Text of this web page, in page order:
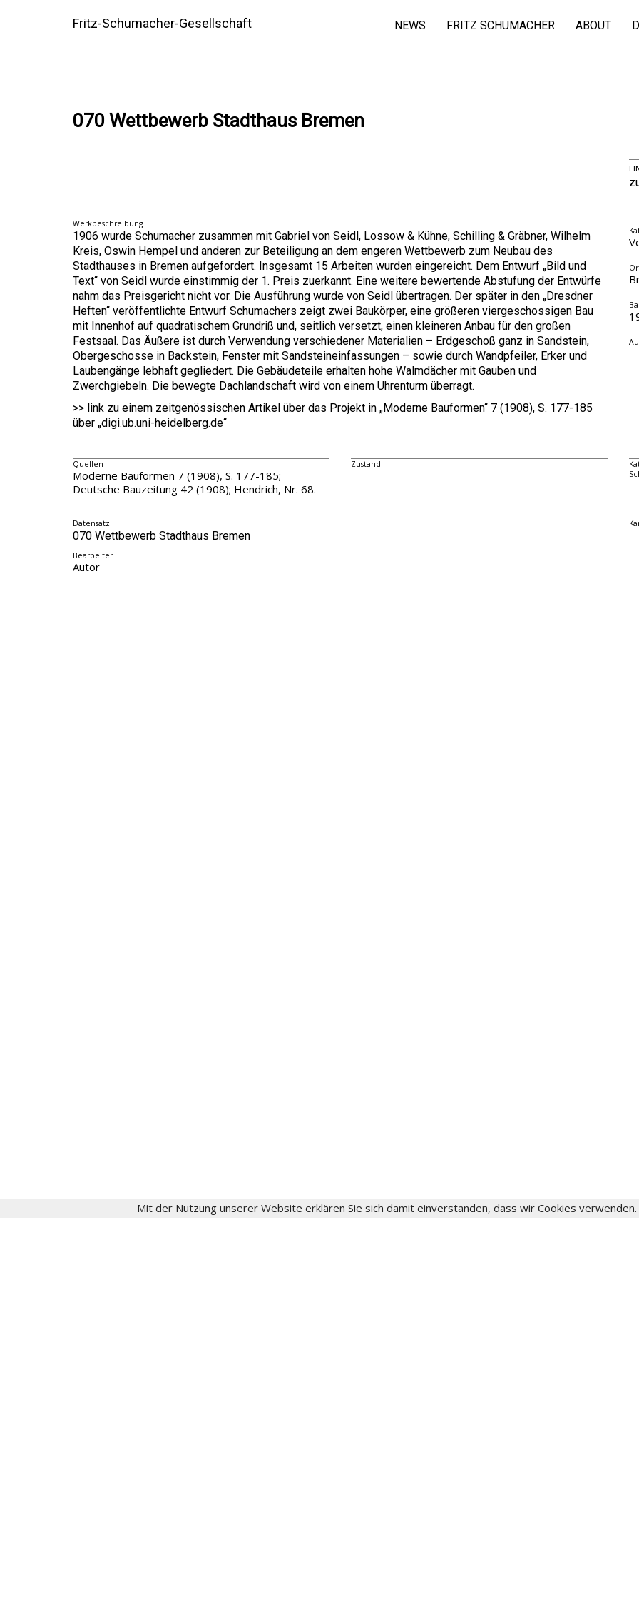
Fritz-Schumacher-Gesellschaft NEWS FRITZ SCHUMACHER ABOUT
070 Wettbewerb Stadthaus Bremen
Werkbeschreibung
1906 wurde Schumacher zusammen mit Gabriel von Seidl, Lossow & Kühne, Schilling & Gräbner, Wilhelm
Kreis, Oswin Hempel und anderen zur Beteiligung an dem engeren Wettbewerb zum Neubau des
Stadthauses in Bremen aufgefordert. Insgesamt 15 Arbeiten wurden eingereicht. Dem Entwurf „Bild und
Text“ von Seidl wurde einstimmig der 1. Preis zuerkannt. Eine weitere bewertende Abstufung der Entwürfe
nahm das Preisgericht nicht vor. Die Ausführung wurde von Seidl übertragen. Der später in den „Dresdner
Heften“ veröffentlichte Entwurf Schumachers zeigt zwei Baukörper, eine größeren viergeschossigen Bau
mit Innenhof auf quadratischem Grundriß und, seitlich versetzt, einen kleineren Anbau für den großen
Festsaal. Das Äußere ist durch Verwendung verschiedener Materialien – Erdgeschoß ganz in Sandstein,
Obergeschosse in Backstein, Fenster mit Sandsteineinfassungen – sowie durch Wandpfeiler, Erker und
Laubengänge lebhaft gegliedert. Die Gebäudeteile erhalten hohe Walmdächer mit Gauben und
Zwerchgiebeln. Die bewegte Dachlandschaft wird von einem Uhrenturm überragt.
>> link zu einem zeitgenössischen Artikel über das Projekt in „Moderne Bauformen“ 7 (1908), S. 177-185
über „digi.ub.uni-heidelberg.de“
Quellen
Moderne Bauformen 7 (1908), S. 177-185;
Deutsche Bauzeitung 42 (1908); Hendrich, Nr. 68.
Zustand
Datensatz
070 Wettbewerb Stadthaus Bremen
Bearbeiter
Autor
Mit der Nutzung unserer Website erklären Sie sich damit einverstanden, dass wir Cookies verwenden.